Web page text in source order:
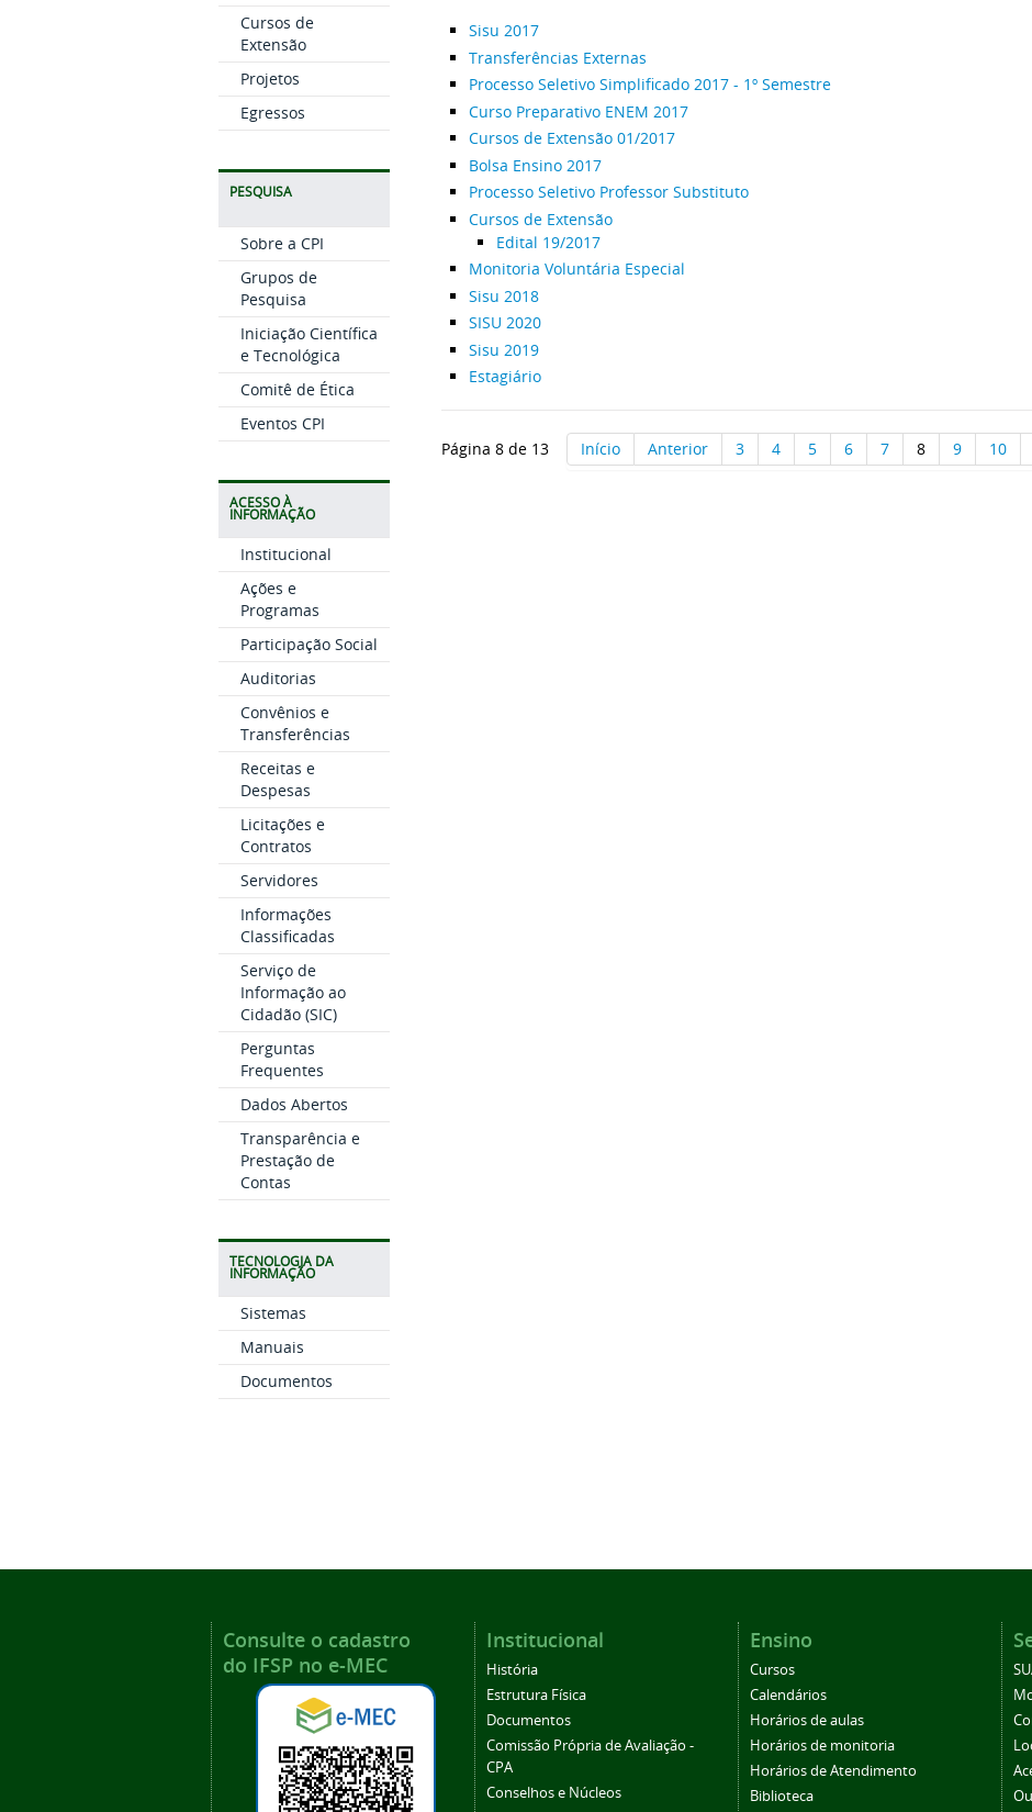
Cursos de
Extensão
Projetos
Egressos
PESQUISA
Sobre a CPI
Grupos de
Pesquisa
Iniciação Científica
e Tecnológica
Comitê de Ética
Eventos CPI
ACESSO À
INFORMAÇÃO
Institucional
Ações e
Programas
Participação Social
Auditorias
Convênios e
Transferências
Receitas e
Despesas
Licitações e
Contratos
Servidores
Informações
Classificadas
Serviço de
Informação ao
Cidadão (SIC)
Perguntas
Frequentes
Dados Abertos
Transparência e
Prestação de
Contas
TECNOLOGIA DA
INFORMAÇÃO
Sistemas
Manuais
Documentos
Sisu 2017
Transferências Externas
Processo Seletivo Simplificado 2017 - 1º Semestre
Curso Preparativo ENEM 2017
Cursos de Extensão 01/2017
Bolsa Ensino 2017
Processo Seletivo Professor Substituto
Cursos de Extensão
Edital 19/2017
Monitoria Voluntária Especial
Sisu 2018
SISU 2020
Sisu 2019
Estagiário
Página 8 de 13 Início Anterior 3 4 5 6 7 8 9 10
Consulte o cadastro
do IFSP no e-MEC
Institucional
História
Estrutura Física
Documentos
Comissão Própria de Avaliação -
CPA
Conselhos e Núcleos
Ensino
Cursos
Calendários
Horários de aulas
Horários de monitoria
Horários de Atendimento
Biblioteca